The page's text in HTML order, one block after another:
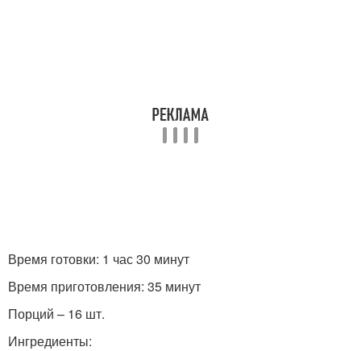
Время готовки: 1 час 30 минут
Время приготовления: 35 минут
Порций – 16 шт.
Ингредиенты: